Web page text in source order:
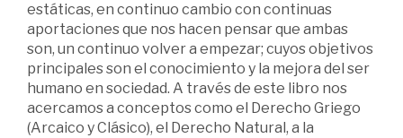
estáticas, en continuo cambio con continuas
aportaciones que nos hacen pensar que ambas
son, un continuo volver a empezar; cuyos objetivos
principales son el conocimiento y la mejora del ser
humano en sociedad. A través de este libro nos
acercamos a conceptos como el Derecho Griego
(Arcaico y Clásico), el Derecho Natural, a la